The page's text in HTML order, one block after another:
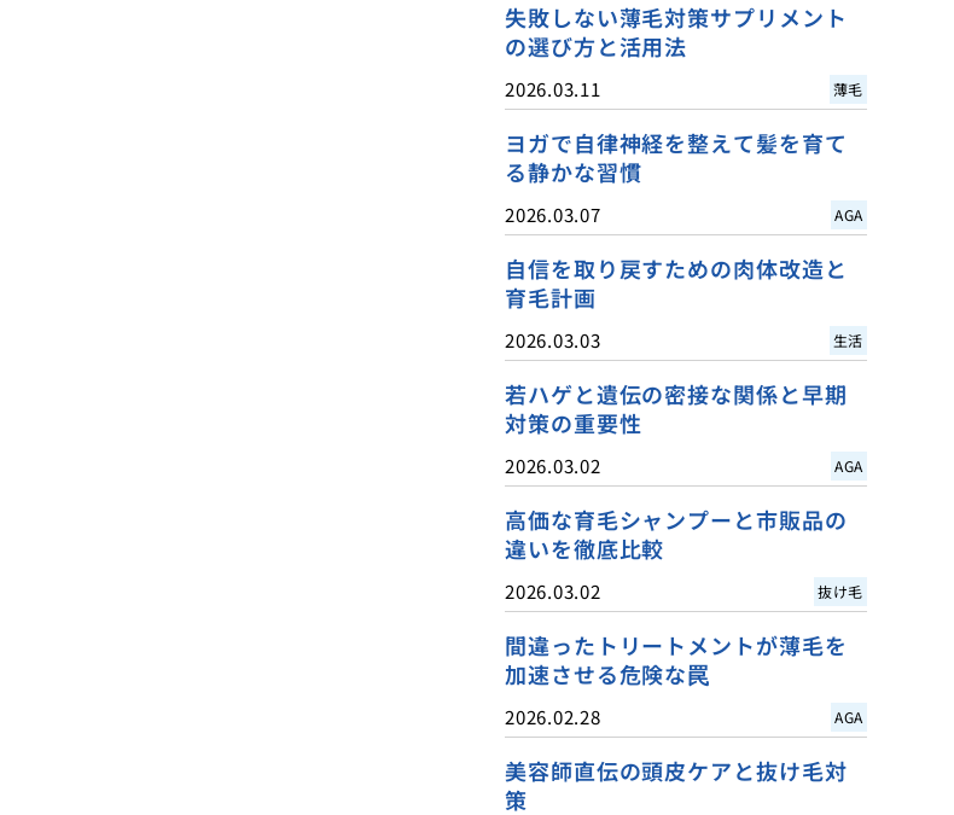
失敗しない薄毛対策サプリメント
の選び方と活用法
2026.03.11 薄毛
ヨガで自律神経を整えて髪を育て
る静かな習慣
2026.03.07 AGA
自信を取り戻すための肉体改造と
育毛計画
2026.03.03 生活
若ハゲと遺伝の密接な関係と早期
対策の重要性
2026.03.02 AGA
高価な育毛シャンプーと市販品の
違いを徹底比較
2026.03.02 抜け毛
間違ったトリートメントが薄毛を
加速させる危険な罠
2026.02.28 AGA
美容師直伝の頭皮ケアと抜け毛対
策